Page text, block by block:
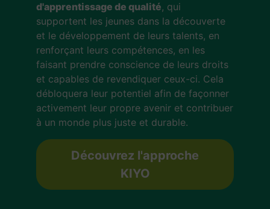
d'apprentissage de qualité, qui
supportent les jeunes dans la découverte
et le développement de leurs talents, en
renforçant leurs compétences, en les
faisant prendre conscience de leurs droits
et capables de revendiquer ceux-ci. Cela
débloquera leur potentiel afin de façonner
activement leur propre avenir et contribuer
à un monde plus juste et durable.
Découvrez l'approche
KIYO